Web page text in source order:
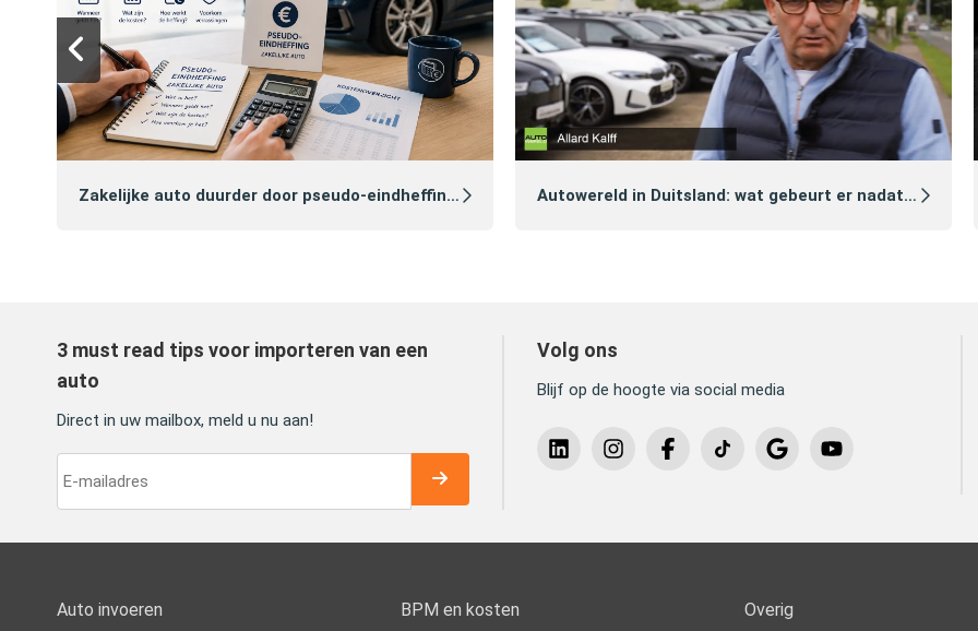
Zakelijke auto duurder door pseudo‑eindheffing 2027: zo voorkomt u dat Autowereld in Duitsland: wat gebeurt er nadat je een auto hebt gekocht?
3 must read tips voor importeren van een
auto
Direct in uw mailbox, meld u nu aan!
Volg ons
Blijf op de hoogte via social media
Auto invoeren BPM en kosten Overig